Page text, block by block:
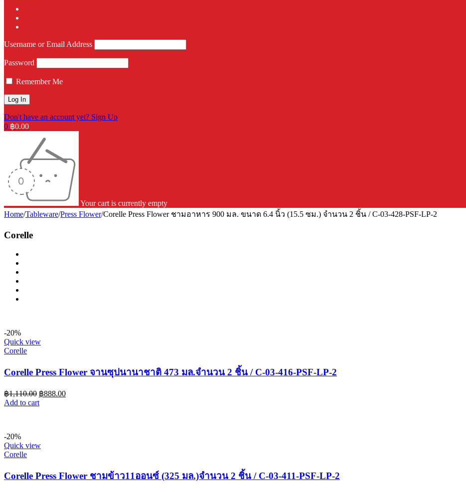
Username or Email Address
Password
Remember Me
Don't have an account yet? Sign Up
0 ฿0.00
Your cart is currently empty
Home/Tableware/Press Flower/Corelle Press Flower ชามอาหาร 900 มล. ขนาด 6.4 นิ้ว (15.5 ซม.) จำนวน 2 ชิ้น / C-03-428-PSF-LP-2
Corelle
-20%
Quick view
Corelle
Corelle Press Flower จานซุปนานาชาติ 473 มล.จำนวน 2 ชิ้น / C-03-416-PSF-LP-2
฿1,110.00 ฿888.00
Add to cart
-20%
Quick view
Corelle
Corelle Press Flower ชามข้าว11ออนซ์ (325 มล.)จำนวน 2 ชิ้น / C-03-411-PSF-LP-2